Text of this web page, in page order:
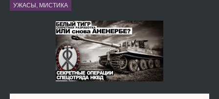
УЖАСЫ, МИСТИКА